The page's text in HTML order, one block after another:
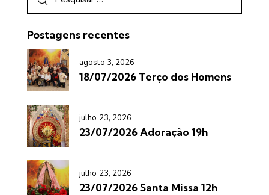
Postagens recentes
agosto 3, 2026
18/07/2026 Terço dos Homens
julho 23, 2026
23/07/2026 Adoração 19h
julho 23, 2026
23/07/2026 Santa Missa 12h